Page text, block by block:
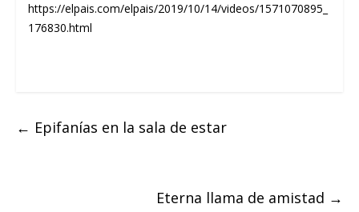
https://elpais.com/elpais/2019/10/14/videos/1571070895_
176830.html
← Epifanías en la sala de estar
Eterna llama de amistad →